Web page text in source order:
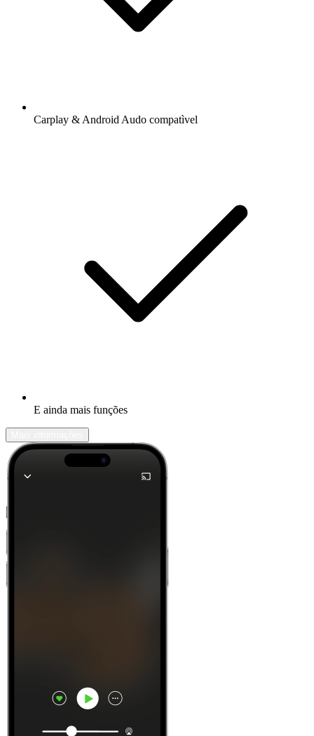
Carplay & Android Audo compatìvel
E ainda mais funções